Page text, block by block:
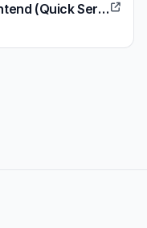
Senior Software Engineer, Frontend (Quick Service)